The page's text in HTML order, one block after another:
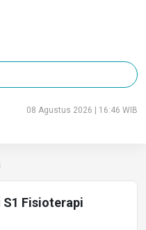
08 Agustus 2026 | 16:46 WIB
Fisioterapi